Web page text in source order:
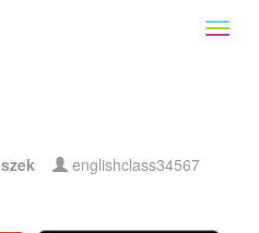
englishclass34567